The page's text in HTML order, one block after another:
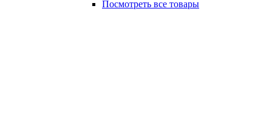
Посмотреть все товары